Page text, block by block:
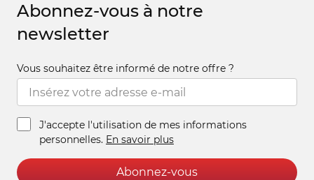
Abonnez-vous à notre
newsletter
Vous souhaitez être informé de notre offre ?
J'accepte l'utilisation de mes informations
personnelles. En savoir plus
Abonnez-vous